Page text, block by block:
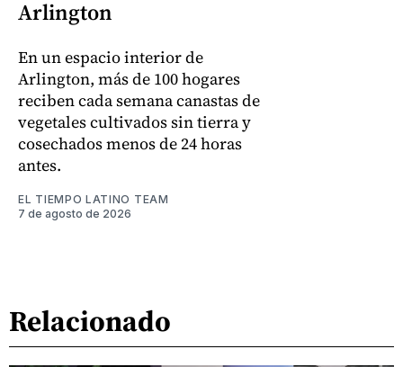
Arlington
En un espacio interior de
Arlington, más de 100 hogares
reciben cada semana canastas de
vegetales cultivados sin tierra y
cosechados menos de 24 horas
antes.
EL TIEMPO LATINO TEAM
7 de agosto de 2026
Relacionado